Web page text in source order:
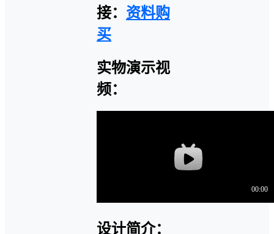
接： 资料购
买
实物演示视
频：
设计简介：